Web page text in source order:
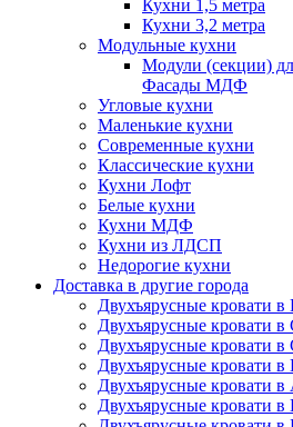
Кухни 1,5 метра
Кухни 3,2 метра
Модульные кухни
Модули (секции)
Фасады МДФ
Угловые кухни
Маленькие кухни
Современные кухни
Классические кухни
Кухни Лофт
Белые кухни
Кухни МДФ
Кухни из ЛДСП
Недорогие кухни
Доставка в другие города
Двухъярусные кровати в
Двухъярусные кровати в
Двухъярусные кровати в
Двухъярусные кровати в
Двухъярусные кровати в
Двухъярусные кровати в